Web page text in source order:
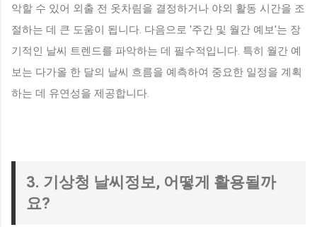
악할 수 있어 외출 전 옷차림을 결정하거나 야외 활동 시간을 조
절하는 데 큰 도움이 됩니다. 다음으로 '주간 및 월간 예보'는 장
기적인 날씨 트렌드를 파악하는 데 필수적입니다. 특히 월간 예
보는 다가올 한 달의 날씨 흐름을 예측하여 중요한 일정을 계획
하는 데 유연성을 제공합니다.
3. 기상청 날씨정보, 어떻게 활용될까
요?